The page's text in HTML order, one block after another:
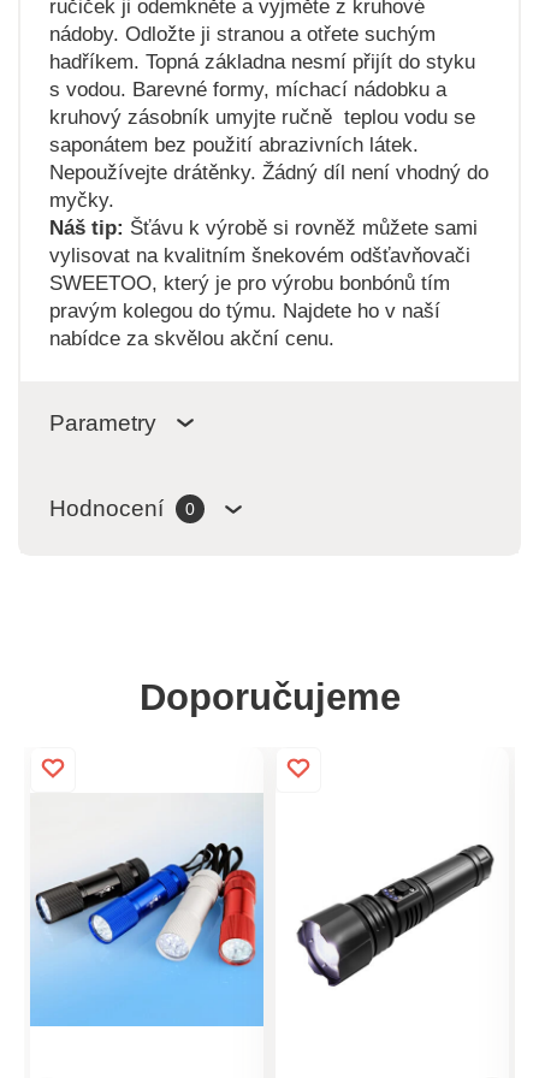
ručiček ji odemkněte a vyjměte z kruhové
nádoby. Odložte ji stranou a otřete suchým
hadříkem. Topná základna nesmí přijít do styku
s vodou. Barevné formy, míchací nádobku a
kruhový zásobník umyjte ručně teplou vodu se
saponátem bez použití abrazivních látek.
Nepoužívejte drátěnky. Žádný díl není vhodný do
myčky.
Náš tip: Šťávu k výrobě si rovněž můžete sami
vylisovat na kvalitním šnekovém odšťavňovači
SWEETOO, který je pro výrobu bonbónů tím
pravým kolegou do týmu. Najdete ho v naší
nabídce za skvělou akční cenu.
Parametry
Hodnocení 0
Doporučujeme